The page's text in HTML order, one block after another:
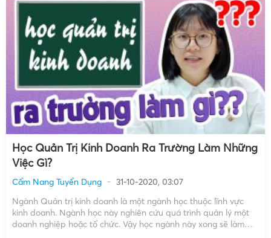
Học Quản Trị Kinh Doanh Ra Trường Làm Những
Việc Gì?
Cẩm Nang Tuyển Dụng
31-10-2020, 03:07
Ngành Quản trị kinh doanh là một ngành học thuộc lĩnh vực
kinh doanh. Ngành học này nghiên cứu quá trình quản lý một
doanh nghiệp hoặc tổ chức. Vậy học ngành này xong sẽ làm